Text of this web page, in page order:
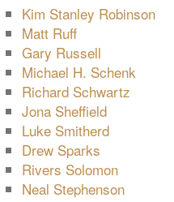
Kim Stanley Robinson
Matt Ruff
Gary Russell
Michael H. Schenk
Richard Schwartz
Jona Sheffield
Luke Smitherd
Drew Sparks
Rivers Solomon
Neal Stephenson